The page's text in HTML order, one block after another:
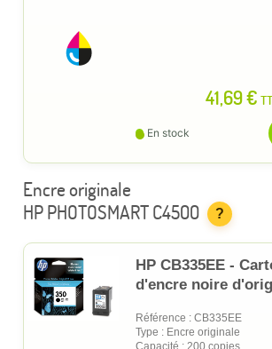
41,69 €
En stock
Encre originale
HP PHOTOSMART C4500
?
HP CB335EE -
d'encre noire
Référence : CB335EE
Type : Encre originale
Capacité : 200 copies